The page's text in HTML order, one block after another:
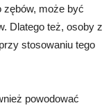
zębów, może być
Dlatego też, osoby z
stosowaniu tego
powodować